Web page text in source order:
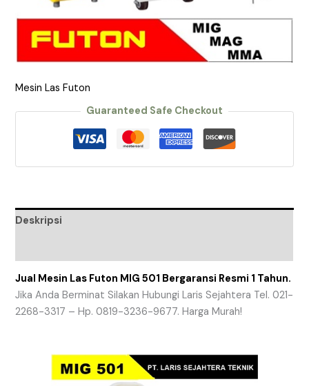
Mesin Las Futon
Guaranteed Safe Checkout
Deskripsi
Jual Mesin Las Futon MIG 501 Bergaransi Resmi 1 Tahun.
Jika Anda Berminat Silakan Hubungi Laris Sejahtera Tel. 021-
2268-3317 – Hp. 0819-3236-9677. Harga Murah!